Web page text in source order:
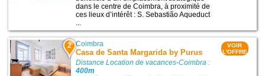
dans le centre de Coimbra, à proximité de
ces lieux d’intérêt : S. Sebastião Aqueduct
...
2 Coimbra
Casa de Santa Margarida by Purus
Distance Location de vacances-Coimbra :
400m
VOIR
L'OFFRE